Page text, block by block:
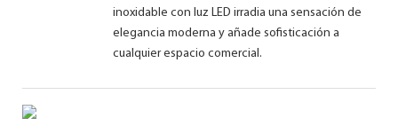
inoxidable con luz LED irradia una sensación de
elegancia moderna y añade sofisticación a
cualquier espacio comercial.